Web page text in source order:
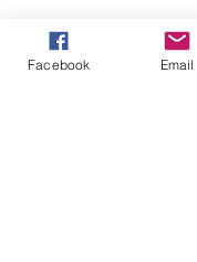
Facebook Email